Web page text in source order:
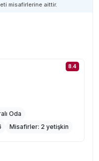
misafirlerine aittir.
8.4
Oda
Misafirler: 2 yetişkin